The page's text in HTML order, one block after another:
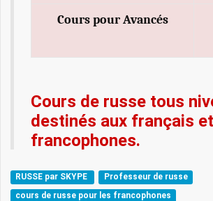
Cours pour Avancés
Cours de russe tous
destinés aux français
francophones.
RUSSE par SKYPE
Professeur de russe
cours de russe pour les francophones